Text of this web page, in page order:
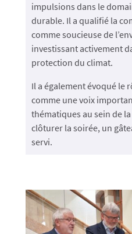
impulsions dans le
durable. Il a qualifié la
comme soucieuse de
investissant activement
protection du climat.
Il a également évoqué le
comme une voix
thématiques au sein de
clôturer la soirée, un
servi.